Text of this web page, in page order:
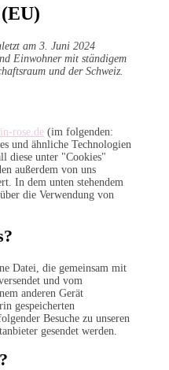
am 3. Juni 2024
Einwohner mit ständigem
und der Schweiz.
rose.de (im folgenden:
und ähnliche Technologien
diese unter "Cookies"
außerdem von uns
In dem unten stehendem
die Verwendung von
Datei, die gemeinsam mit
und vom
anderen Gerät
gespeicherten
Besuche zu unseren
gesendet werden.